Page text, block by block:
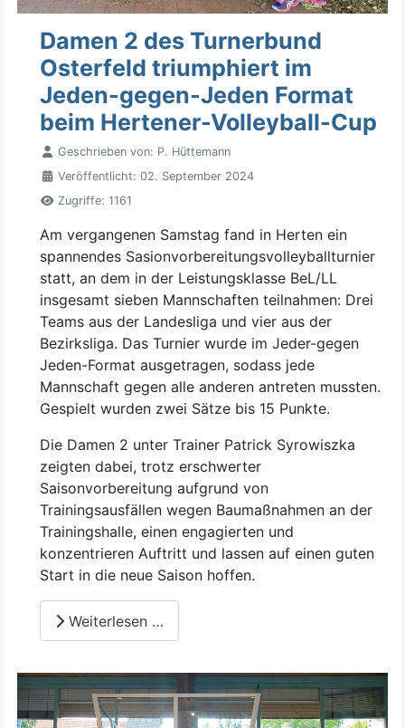
Damen 2 des Turnerbund
Osterfeld triumphiert im
Jeden-gegen-Jeden Format
beim Hertener-Volleyball-Cup
Geschrieben von: P. Hüttemann
Veröffentlicht: 02. September 2024
Zugriffe: 1161
Am vergangenen Samstag fand in Herten ein
spannendes Sasionvorbereitungsvolleyballturnier
statt, an dem in der Leistungsklasse BeL/LL
insgesamt sieben Mannschaften teilnahmen: Drei
Teams aus der Landesliga und vier aus der
Bezirksliga. Das Turnier wurde im Jeder-gegen
Jeden-Format ausgetragen, sodass jede
Mannschaft gegen alle anderen antreten mussten.
Gespielt wurden zwei Sätze bis 15 Punkte.
Die Damen 2 unter Trainer Patrick Syrowiszka
zeigten dabei, trotz erschwerter
Saisonvorbereitung aufgrund von
Trainingsausfällen wegen Baumaßnahmen an der
Trainingshalle, einen engagierten und
konzentrieren Auftritt und lassen auf einen guten
Start in die neue Saison hoffen.
Weiterlesen …